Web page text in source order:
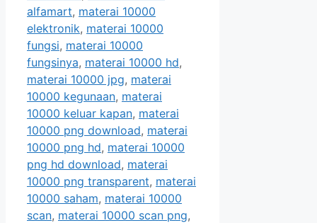
alfamart, materai 10000
elektronik, materai 10000
fungsi, materai 10000
fungsinya, materai 10000 hd,
materai 10000 jpg, materai
10000 kegunaan, materai
10000 keluar kapan, materai
10000 png download, materai
10000 png hd, materai 10000
png hd download, materai
10000 png transparent, materai
10000 saham, materai 10000
scan, materai 10000 scan png,